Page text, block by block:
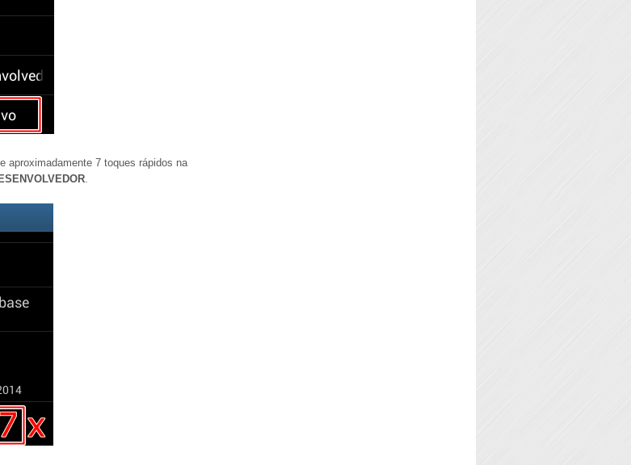
aproximadamente 7 toques rápidos na
.